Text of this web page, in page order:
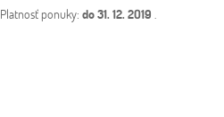
Platnosť ponuky: do 31. 12. 2019